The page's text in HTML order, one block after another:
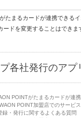
たまるカードが連携できる
ドを変更することはできま
各社発行のア
POINTがたまるカードが連
POINT加盟店でのサービ
録・発行に関するよくある質問